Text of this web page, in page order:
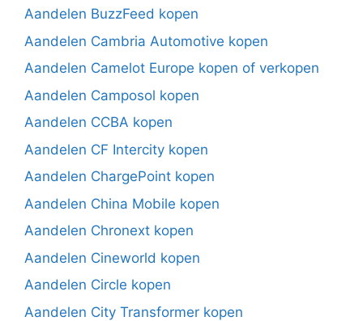
Aandelen BuzzFeed kopen
Aandelen Cambria Automotive kopen
Aandelen Camelot Europe kopen of verkopen
Aandelen Camposol kopen
Aandelen CCBA kopen
Aandelen CF Intercity kopen
Aandelen ChargePoint kopen
Aandelen China Mobile kopen
Aandelen Chronext kopen
Aandelen Cineworld kopen
Aandelen Circle kopen
Aandelen City Transformer kopen